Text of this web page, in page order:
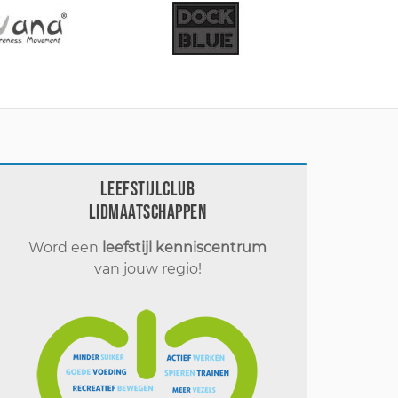
Leefstijlclub
Lidmaatschappen
Word een leefstijl kenniscentrum
van jouw regio!